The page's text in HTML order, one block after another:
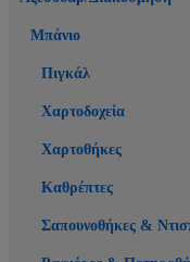
Μπάνιο
Πιγκάλ
Χαρτοδοχεία
Χαρτοθήκες
Καθρέπτες
Σαπουνοθήκες &